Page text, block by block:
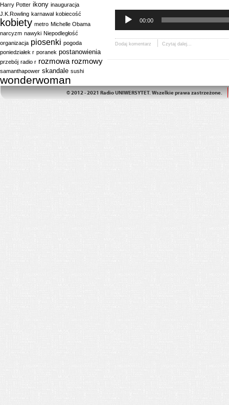
Harry Potter ikony inauguracja
J.K.Rowling karnawał kobiecość
kobiety metro Michelle Obama
narcyzm nawyki Niepodległość
organizacja piosenki pogoda
poniedziałek r poranek postanowienia
przebój radio r rozmowa rozmowy
samanthapower skandale sushi
wonderwoman
plików
00:00
Dodaj komentarz Czytaj dalej...
© 2012 - 2021 Radio UNIWERSYTET. Wszelkie prawa zastrzeżone.